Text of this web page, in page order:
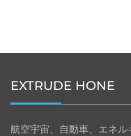
EXTRUDE HONE
航空宇宙、自動車、エネ